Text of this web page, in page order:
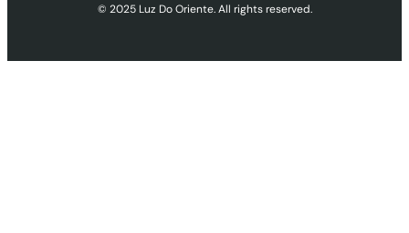
© 2025 Luz Do Oriente. All rights reserved.